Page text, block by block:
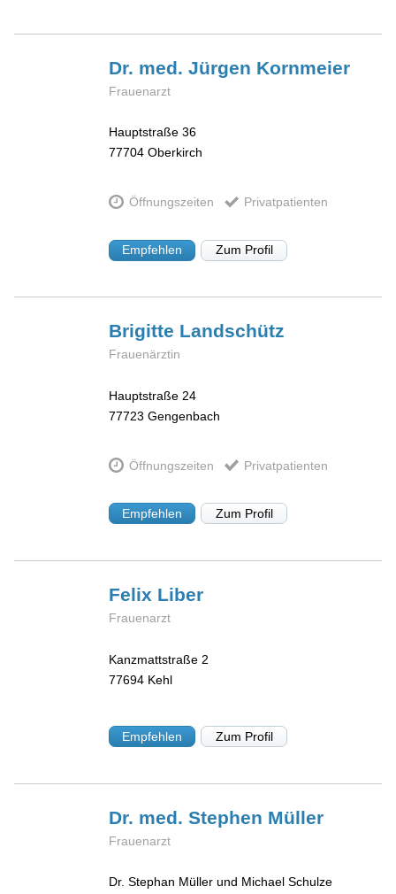
Dr. med. Jürgen Kornmeier
Frauenarzt
Hauptstraße 36
77704 Oberkirch
Öffnungszeiten Privatpatienten
Empfehlen Zum Profil
Brigitte Landschütz
Frauenärztin
Hauptstraße 24
77723 Gengenbach
Öffnungszeiten Privatpatienten
Empfehlen Zum Profil
Felix Liber
Frauenarzt
Kanzmattstraße 2
77694 Kehl
Empfehlen Zum Profil
Dr. med. Stephen Müller
Frauenarzt
Dr. Stephan Müller und Michael Schulze